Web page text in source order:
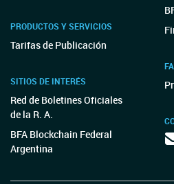
PRODUCTOS Y SERVICIOS
Tarifas de Publicación
SITIOS DE INTERÉS
Red de Boletines Oficiales
de la R. A.
BFA Blockchain Federal
Argentina